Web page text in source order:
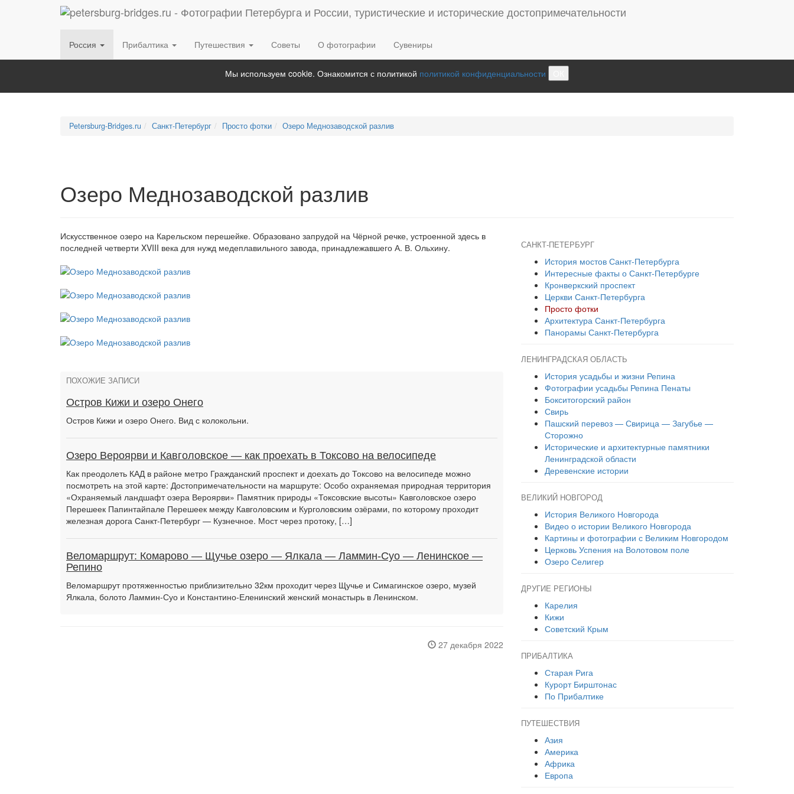
Россия Прибалтика Путешествия Советы О фотографии Сувениры
Мы используем cookie. Ознакомится с политикой политикой конфиденциальности
Petersburg-Bridges.ru Санкт-Петербург Просто фотки Озеро Меднозаводской разлив
Озеро Меднозаводской разлив
Искусственное озеро на Карельском перешейке. Образовано запрудой на Чёрной речке, устроенной здесь в
последней четверти XVIII века для нужд медеплавильного завода, принадлежавшего А. В. Ольхину.
ПОХОЖИЕ ЗАПИСИ
Остров Кижи и озеро Онего
Остров Кижи и озеро Онего. Вид с колокольни.
Озеро Вероярви и Кавголовское — как проехать в Токсово на велосипеде
Как преодолеть КАД в районе метро Гражданский проспект и доехать до Токсово на велосипеде можно
посмотреть на этой карте: Достопримечательности на маршруте: Особо охраняемая природная территория
«Охраняемый ландшафт озера Вероярви» Памятник природы «Токсовские высоты» Кавголовское озеро
Перешеек Папинтайпале Перешеек между Кавголовским и Курголовским озёрами, по которому проходит
железная дорога Санкт-Петербург — Кузнечное. Мост через протоку, […]
Веломаршрут: Комарово — Щучье озеро — Ялкала — Ламмин-Суо — Ленинское —
Репино
Веломаршрут протяженностью приблизительно 32км проходит через Щучье и Симагинское озеро, музей
Ялкала, болото Ламмин-Суо и Константино-Еленинский женский монастырь в Ленинском.
27 декабря 2022
САНКТ-ПЕТЕРБУРГ
История мостов Санкт-Петербурга
Интересные факты о Санкт-Петербурге
Кронверкский проспект
Церкви Санкт-Петербурга
Просто фотки
Архитектура Санкт-Петербурга
Панорамы Санкт-Петербурга
ЛЕНИНГРАДСКАЯ ОБЛАСТЬ
История усадьбы и жизни Репина
Фотографии усадьбы Репина Пенаты
Бокситогорский район
Свирь
Пашский перевоз — Свирица — Загубье —
Сторожно
Исторические и архитектурные памятники
Ленинградской области
Деревенские истории
ВЕЛИКИЙ НОВГОРОД
История Великого Новгорода
Видео о истории Великого Новгорода
Картины и фотографии с Великим Новгородом
Церковь Успения на Волотовом поле
Озеро Селигер
ДРУГИЕ РЕГИОНЫ
Карелия
Кижи
Советский Крым
ПРИБАЛТИКА
Старая Рига
Курорт Бирштонас
По Прибалтике
ПУТЕШЕСТВИЯ
Азия
Америка
Африка
Европа